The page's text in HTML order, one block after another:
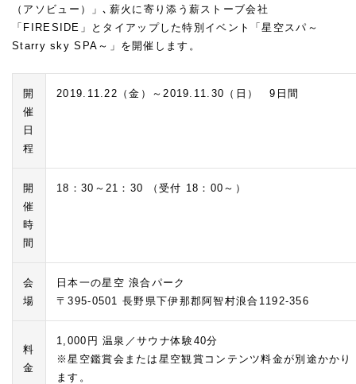
（アソビュー）」､薪火に寄り添う薪ストーブ会社
「FIRESIDE」とタイアップした特別イベント「星空スパ～
Starry sky SPA～」を開催します。
開
催
日
程
2019.11.22（金）～2019.11.30（日） 9日間
開
催
時
間
18：30～21：30 （受付 18：00～）
会
場
日本一の星空 浪合パーク
〒395-0501 長野県下伊那郡阿智村浪合1192-356
料
金
1,000円 温泉／サウナ体験40分
※星空鑑賞会または星空観賞コンテンツ料金が別途かかり
ます。